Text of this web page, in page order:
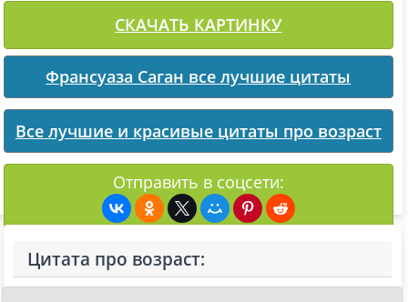
СКАЧАТЬ КАРТИНКУ
Франсуаза Саган все лучшие цитаты
Все лучшие и красивые цитаты про возраст
Отправить в соцсети:
Цитата про возраст: